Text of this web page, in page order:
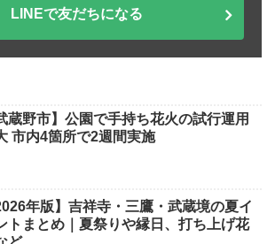
LINEで友だちになる
蔵野市】公園で手持ち花火の試行運用
市内4箇所で2週間実施
年版】吉祥寺・三鷹・武蔵境の夏イ
トまとめ｜夏祭りや縁日、打ち上げ花